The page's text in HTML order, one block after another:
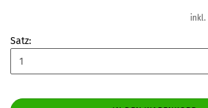
inkl.
Satz: